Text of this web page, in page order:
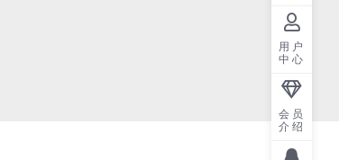
用户
中心
会员
介绍